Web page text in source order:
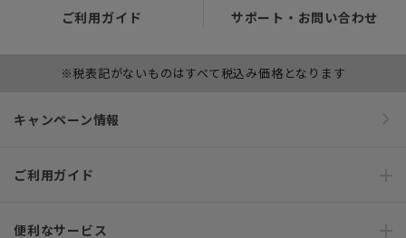
ご利用ガイド サポート・お問い合わせ
※税表記がないものはすべて税込み価格となります
キャンペーン情報
ご利用ガイド
便利なサービス